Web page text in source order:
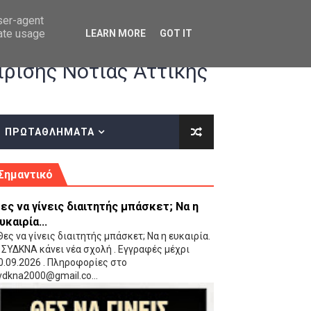
οδηγίες επί του ΚΑΝΟΝΙΣΜΟΥ ΕΓΓΡΑΦΩΝ-ΜΕΤΑΓΡΑΦΩΝ ΤΗΣ
(VIDEO)
Νότιας Αττικής
ΠΡΩΤΑΘΛΗΜΑΤΑ
να γίνεις διαιτητής μπάσκετ; Να η
να γίνεις διαιτητής μπάσκετ; Να η ευκαιρία.
κάνει νέα σχολή . Εγγραφές μέχρι
. Πληροφορίες στο
agent
usage
LEARN MORE GOT IT